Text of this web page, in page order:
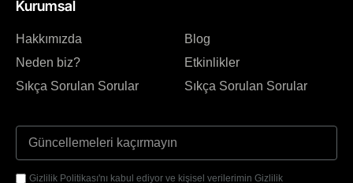
Kurumsal
Hakkımızda
Neden biz?
Sıkça Sorulan Sorular
Blog
Etkinlikler
Sıkça Sorulan Sorular
Gizlilik Politikası'nı kabul ediyor ve kişisel verilerimin Gizlilik